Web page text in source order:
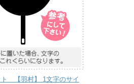
ト 【羽村】 1文字のサイ